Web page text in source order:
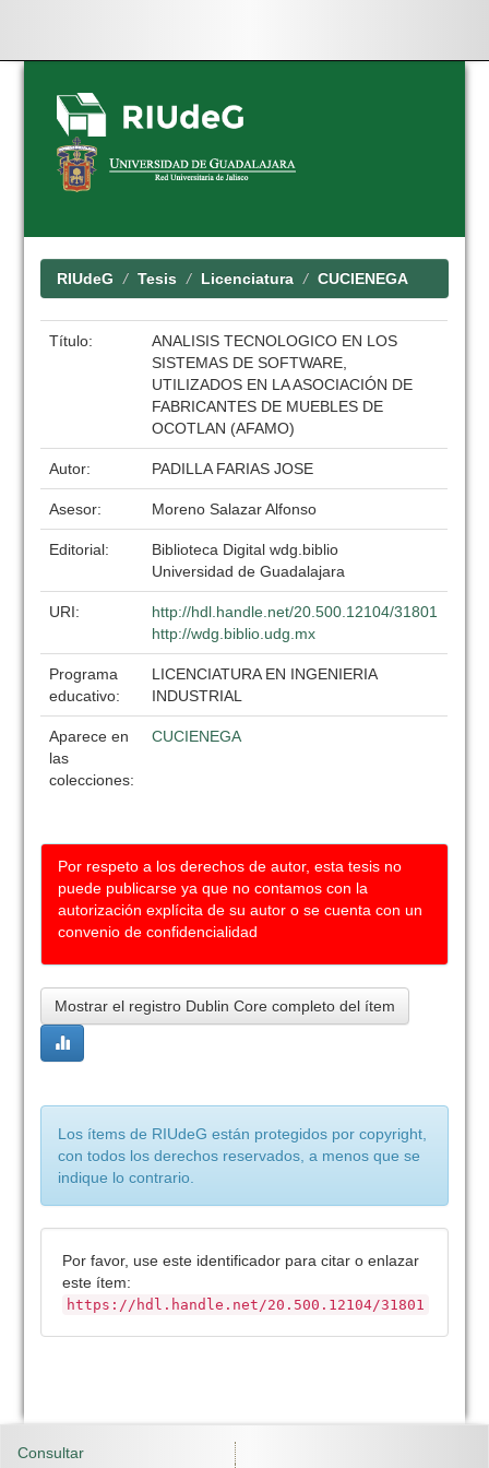
Skip
navigation
RIUdeG Tesis Licenciatura CUCIENEGA
Título:
ANALISIS TECNOLOGICO EN LOS
SISTEMAS DE SOFTWARE,
UTILIZADOS EN LA ASOCIACIÓN DE
FABRICANTES DE MUEBLES DE
OCOTLAN (AFAMO)
Autor: PADILLA FARIAS JOSE
Asesor: Moreno Salazar Alfonso
Editorial:
Biblioteca Digital wdg.biblio
Universidad de Guadalajara
URI:
http://hdl.handle.net/20.500.12104/31801
http://wdg.biblio.udg.mx
Programa
educativo:
LICENCIATURA EN INGENIERIA
INDUSTRIAL
Aparece en
las
colecciones:
CUCIENEGA
Por respeto a los derechos de autor, esta tesis no
puede publicarse ya que no contamos con la
autorización explícita de su autor o se cuenta con un
convenio de confidencialidad
Mostrar el registro Dublin Core completo del ítem
Los ítems de RIUdeG están protegidos por copyright,
con todos los derechos reservados, a menos que se
indique lo contrario.
Por favor, use este identificador para citar o enlazar
este ítem:
https://hdl.handle.net/20.500.12104/31801
Consultar